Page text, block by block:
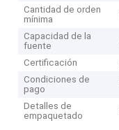
Cantidad de orden
mínima
Capacidad de la
fuente
Certificación
Condiciones de
pago
Detalles de
empaquetado